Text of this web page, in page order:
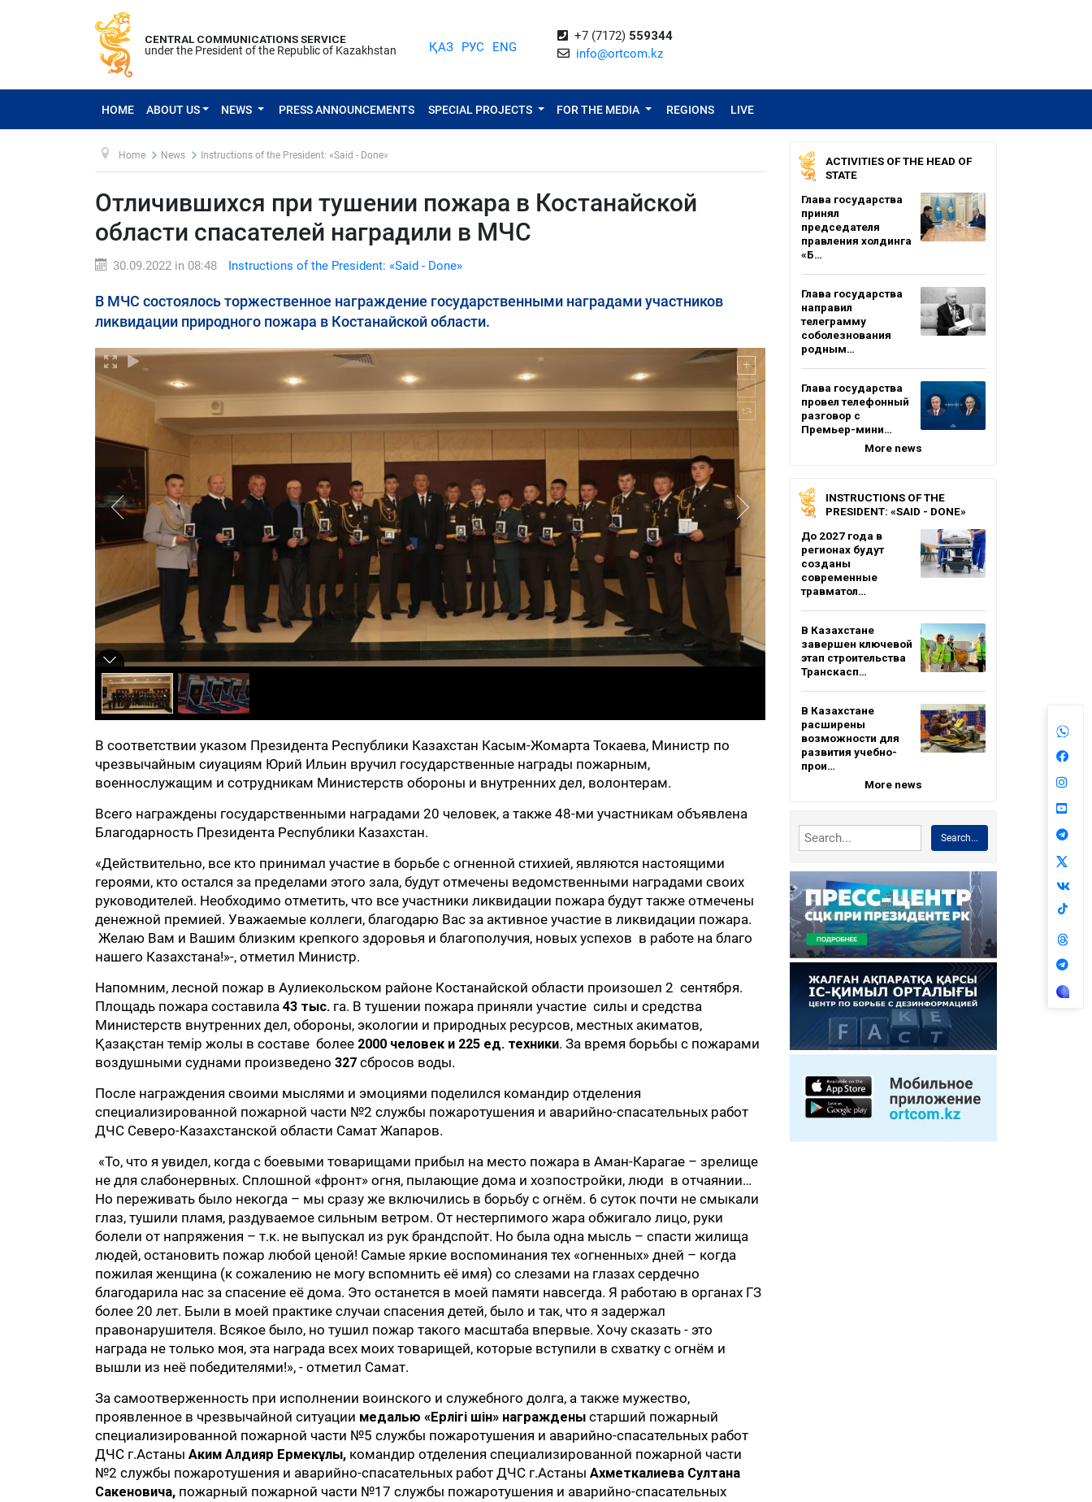
CENTRAL COMMUNICATIONS SERVICE
under the President of the Republic of Kazakhstan
ҚАЗ РУС ENG
+7 (7172) 559344
info@ortcom.kz
HOME ABOUT US NEWS PRESS ANNOUNCEMENTS SPECIAL PROJECTS FOR THE MEDIA REGIONS LIVE
Home News Instructions of the President: «Said - Done»
Отличившихся при тушении пожара в Костанайской
области спасателей наградили в МЧС
30.09.2022 in 08:48 Instructions of the President: «Said - Done»
В МЧС состоялось торжественное награждение государственными наградами участников
ликвидации природного пожара в Костанайской области.
В соответствии указом Президента Республики Казахстан Касым-Жомарта Токаева, Министр по
чрезвычайным сиуациям Юрий Ильин вручил государственные награды пожарным,
военнослужащим и сотрудникам Министерств обороны и внутренних дел, волонтерам.
Всего награждены государственными наградами 20 человек, а также 48-ми участникам объявлена
Благодарность Президента Республики Казахстан.
«Действительно, все кто принимал участие в борьбе с огненной стихией, являются настоящими
героями, кто остался за пределами этого зала, будут отмечены ведомственными наградами своих
руководителей. Необходимо отметить, что все участники ликвидации пожара будут также отмечены
денежной премией. Уважаемые коллеги, благодарю Вас за активное участие в ликвидации пожара.
Желаю Вам и Вашим близким крепкого здоровья и благополучия, новых успехов в работе на благо
нашего Казахстана!»-, отметил Министр.
Напомним, лесной пожар в Аулиекольском районе Костанайской области произошел 2 сентября.
Площадь пожара составила 43 тыс. га. В тушении пожара приняли участие силы и средства
Министерств внутренних дел, обороны, экологии и природных ресурсов, местных акиматов,
Қазақстан темір жолы в составе более 2000 человек и 225 ед. техники. За время борьбы с пожарами
воздушными суднами произведено 327 сбросов воды.
После награждения своими мыслями и эмоциями поделился командир отделения
специализированной пожарной части №2 службы пожаротушения и аварийно-спасательных работ
ДЧС Северо-Казахстанской области Самат Жапаров.
«То, что я увидел, когда с боевыми товарищами прибыл на место пожара в Аман-Карагае – зрелище
не для слабонервных. Сплошной «фронт» огня, пылающие дома и хозпостройки, люди в отчаянии…
Но переживать было некогда – мы сразу же включились в борьбу с огнём. 6 суток почти не смыкали
глаз, тушили пламя, раздуваемое сильным ветром. От нестерпимого жара обжигало лицо, руки
болели от напряжения – т.к. не выпускал из рук брандспойт. Но была одна мысль – спасти жилища
людей, остановить пожар любой ценой! Самые яркие воспоминания тех «огненных» дней – когда
пожилая женщина (к сожалению не могу вспомнить её имя) со слезами на глазах сердечно
благодарила нас за спасение её дома. Это останется в моей памяти навсегда. Я работаю в органах ГЗ
более 20 лет. Были в моей практике случаи спасения детей, было и так, что я задержал
правонарушителя. Всякое было, но тушил пожар такого масштаба впервые. Хочу сказать - это
награда не только моя, эта награда всех моих товарищей, которые вступили в схватку с огнём и
вышли из неё победителями!», - отметил Самат.
За самоотверженность при исполнении воинского и служебного долга, а также мужество,
проявленное в чрезвычайной ситуации медалью «Ерлігі үшін» награждены старший пожарный
специализированной пожарной части №5 службы пожаротушения и аварийно-спасательных работ
ДЧС г.Астаны Аким Алдияр Ермекұлы, командир отделения специализированной пожарной части
№2 службы пожаротушения и аварийно-спасательных работ ДЧС г.Астаны Ахметкалиева Султана
Сакеновича, пожарный пожарной части №17 службы пожаротушения и аварийно-спасательных
ACTIVITIES OF THE HEAD OF
STATE
Глава государства
принял
председателя
правления холдинга
«Б…
Глава государства
направил
телеграмму
соболезнования
родным…
Глава государства
провел телефонный
разговор с
Премьер-мини…
More news
INSTRUCTIONS OF THE
PRESIDENT: «SAID - DONE»
До 2027 года в
регионах будут
созданы
современные
травматол…
В Казахстане
завершен ключевой
этап строительства
Транскасп…
В Казахстане
расширены
возможности для
развития учебно-
прои…
More news
Search...